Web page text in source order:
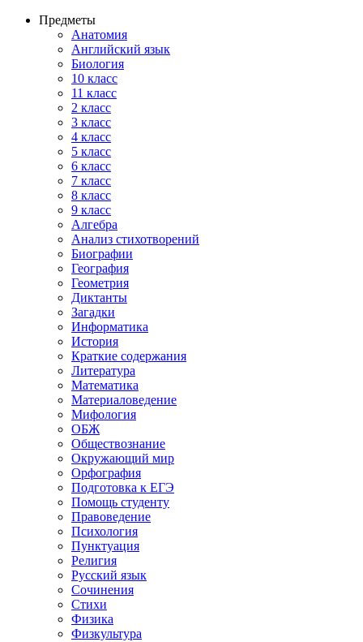
Предметы
Анатомия
Английский язык
Биология
10 класс
11 класс
2 класс
3 класс
4 класс
5 класс
6 класс
7 класс
8 класс
9 класс
Алгебра
Анализ стихотворений
Биографии
География
Геометрия
Диктанты
Загадки
Информатика
История
Краткие содержания
Литература
Математика
Материаловедение
Мифология
ОБЖ
Обществознание
Окружающий мир
Орфография
Подготовка к ЕГЭ
Помощь студенту
Правоведение
Психология
Пунктуация
Религия
Русский язык
Сочинения
Стихи
Физика
Физкультура